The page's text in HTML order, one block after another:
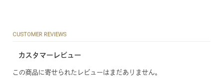
CUSTOMER REVIEWS
カスタマーレビュー
この商品に寄せられたレビューはまだありません。